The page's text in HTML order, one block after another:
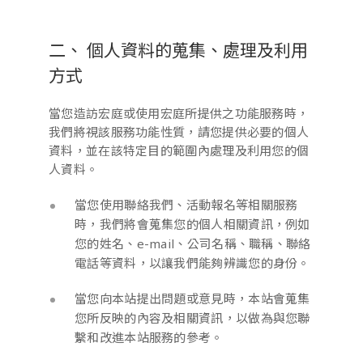
二、 個人資料的蒐集、處理及利用
方式
當您造訪宏庭或使用宏庭所提供之功能服務時，
我們將視該服務功能性質，請您提供必要的個人
資料，並在該特定目的範圍內處理及利用您的個
人資料。
當您使用聯絡我們、活動報名等相關服務
時，我們將會蒐集您的個人相關資訊，例如
您的姓名、e-mail、公司名稱、職稱、聯絡
電話等資料，以讓我們能夠辨識您的身份。
當您向本站提出問題或意見時，本站會蒐集
您所反映的內容及相關資訊，以做為與您聯
繫和改進本站服務的參考。